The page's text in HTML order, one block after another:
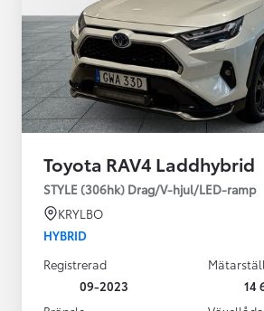
Toyota RAV4 Laddhybrid
STYLE (306hk) Drag/V-hjul/LED-ramp
KRYLBO
HYBRID
Registrerad
09-2023
14